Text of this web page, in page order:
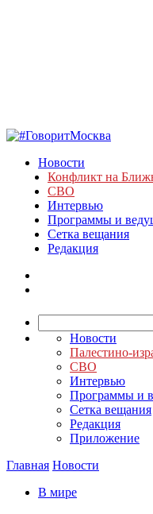
Новости
Конфликт на
СВО
Интервью
Программы и
Сетка вещания
Редакция
Новости
Палестино-
СВО
Интервью
Программы и
Сетка вещания
Редакция
Приложение
Главная Новости
В мире